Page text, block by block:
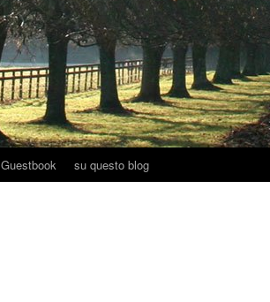
Guestbook su questo blog